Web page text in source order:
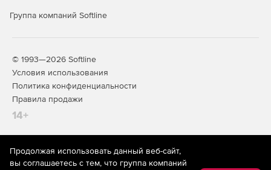
Группа компаний Softline
© 1993—2026 Softline
Условия использования
Политика конфиденциальности
Правила продажи
14+
На информационном ресурсе store.softline.ru применяются
рекомендательные технологии(информационные технологии
Продолжая использовать данный веб-сайт,
вы соглашаетесь с тем, что группа компаний